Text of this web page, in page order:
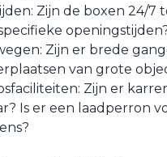
Zijn de boxen 24/7
Zijn er brede
van grote
Zijn er
Is er een laadperron